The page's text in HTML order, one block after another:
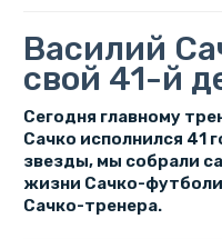
Василий
свой 41-й
Сегодня главному
Сачко исполнился 41
звезды, мы собрали
жизни Сачко-
Сачко-тренера.